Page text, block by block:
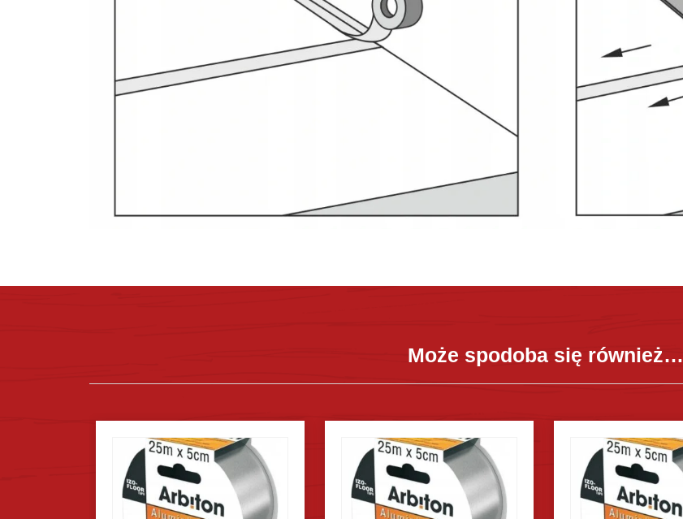
Może spodoba się również…